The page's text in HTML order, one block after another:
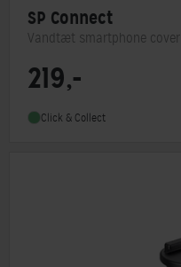
SP Connect
Vandtæt smartphone cover
Kompatibel med
219,-
Click & Collect